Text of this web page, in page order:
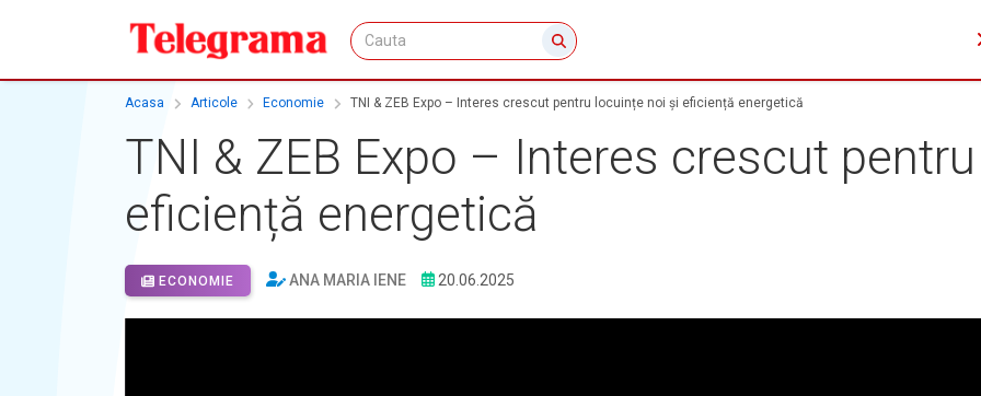
Acasa Articole Economie TNI & ZEB Expo – Interes crescut pentru locuințe noi și eficiență energetică
TNI & ZEB Expo – Interes crescut
eficiență energetică
ECONOMIE ANA MARIA IENE 20.06.2025